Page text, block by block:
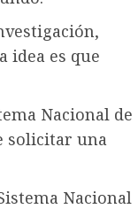
idea es que
Nacional de
solicitar una
Nacional